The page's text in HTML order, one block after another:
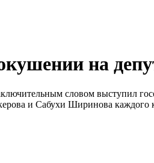
на
словом выступил
и Сабухи Ширинова каждого